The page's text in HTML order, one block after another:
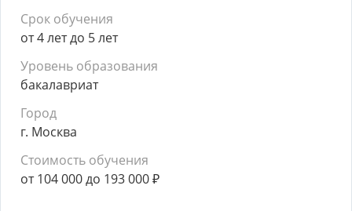
Срок обучения
от 4 лет до 5 лет
Уровень образования
бакалавриат
Город
г. Москва
Стоимость обучения
от 104 000 до 193 000₽